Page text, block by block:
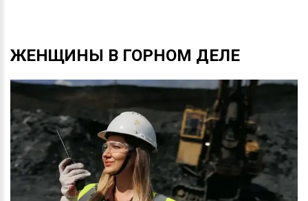
ЖЕНЩИНЫ В ГОРНОМ ДЕЛЕ